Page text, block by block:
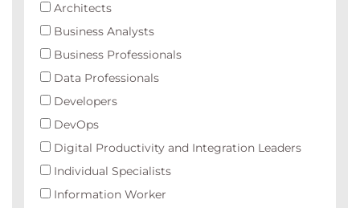
Architects
Business Analysts
Business Professionals
Data Professionals
Developers
DevOps
Digital Productivity and Integration Leaders
Individual Specialists
Information Worker